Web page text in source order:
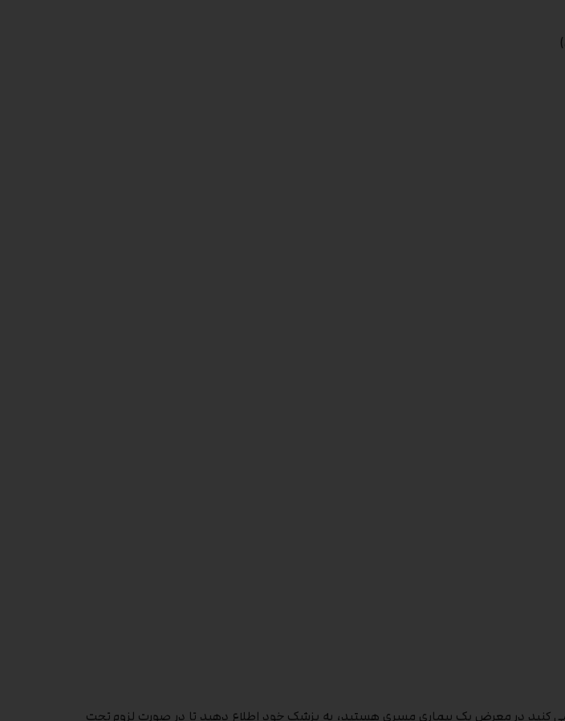
می کنید در معرض یک بیماری مسری هستید، به پزشک خود اطلاع دهید تا در صورت لزوم تحت